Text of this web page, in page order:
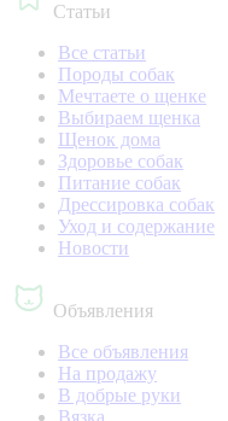
Статьи
Все статьи
Породы собак
Мечтаете о щенке
Выбираем щенка
Щенок дома
Здоровье собак
Питание собак
Дрессировка собак
Уход и содержание
Новости
Объявления
Все объявления
На продажу
В добрые руки
Вязка